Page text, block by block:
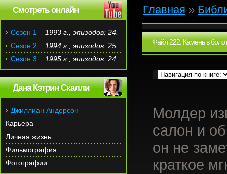
Главная »
Файл 222. Камень в
Молдер
салон и
он не
краткое
Смотреть онлайн
Сезон 1
1993 г., эпизодов: 24.
Сезон 2
1994 г., эпизодов: 25
Сезон 3
1995 г., эпизодов: 24
Дана Кэтрин Скалли
Джиллиан Андерсон
Карьера
Личная жизнь
Фильмография
Фотографии